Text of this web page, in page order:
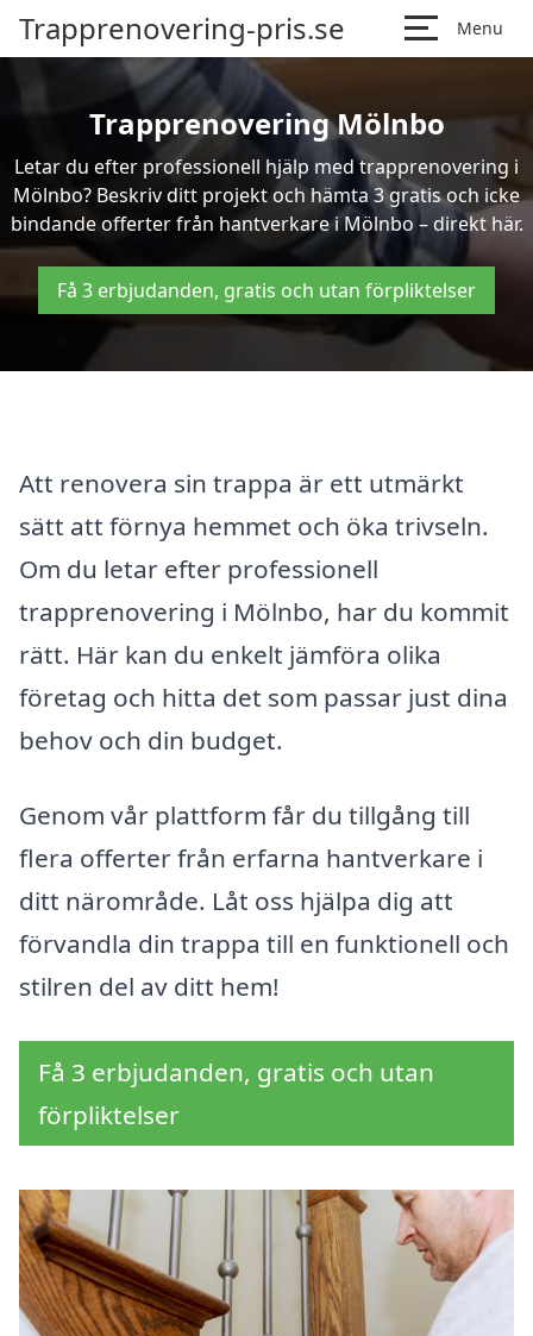
Trapprenovering-pris.se Menu
Trapprenovering Mölnbo
Letar du efter professionell hjälp med trapprenovering i
Mölnbo? Beskriv ditt projekt och hämta 3 gratis och icke
bindande offerter från hantverkare i Mölnbo – direkt här.
Få 3 erbjudanden, gratis och utan förpliktelser
Att renovera sin trappa är ett utmärkt
sätt att förnya hemmet och öka trivseln.
Om du letar efter professionell
trapprenovering i Mölnbo, har du kommit
rätt. Här kan du enkelt jämföra olika
företag och hitta det som passar just dina
behov och din budget.
Genom vår plattform får du tillgång till
flera offerter från erfarna hantverkare i
ditt närområde. Låt oss hjälpa dig att
förvandla din trappa till en funktionell och
stilren del av ditt hem!
Få 3 erbjudanden, gratis och utan
förpliktelser